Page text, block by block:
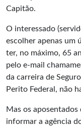
Capitão.
O interessado
escolher apenas um
ter, no máximo, 65
pelo e-mail
da carreira de
Perito Federal, não
Mas os
informar a agência